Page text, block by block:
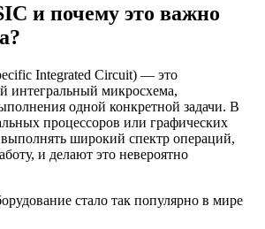
и почему это важно
Integrated Circuit) — это
интегральный микросхема,
одной конкретной задачи. В
процессоров или графических
широкий спектр операций,
и делают это невероятно
стало так популярно в мире